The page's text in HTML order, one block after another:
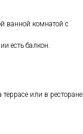
ванной комнатой с
есть балкон.
или в ресторане